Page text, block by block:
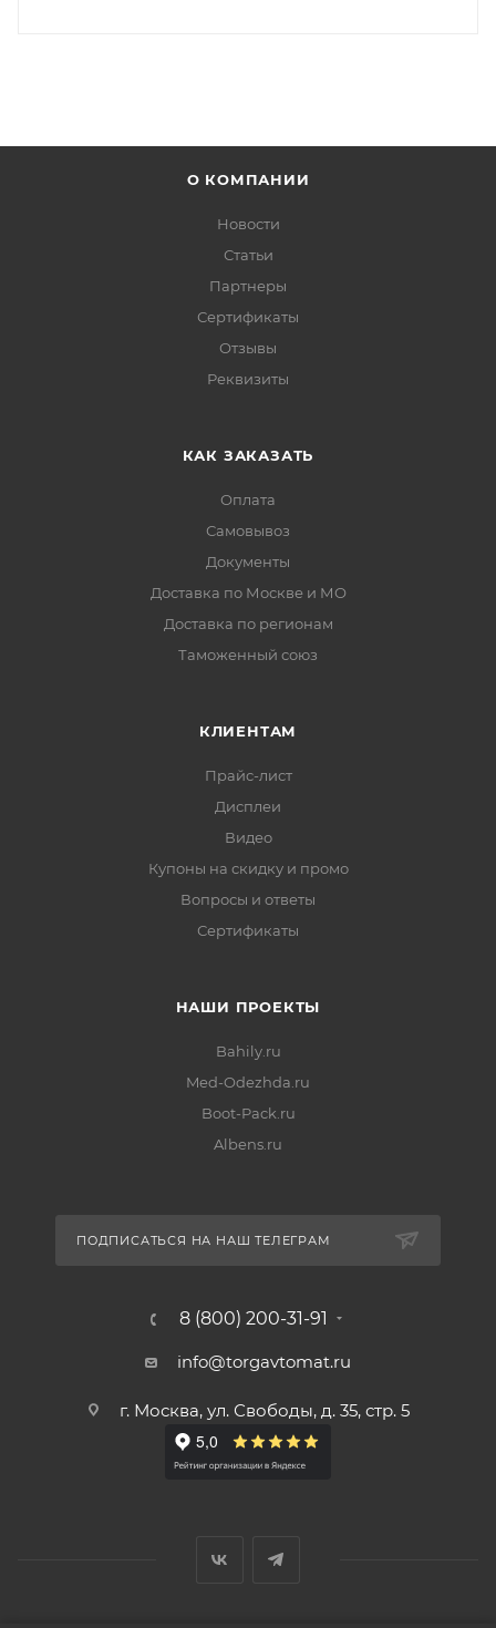
О КОМПАНИИ
Новости
Статьи
Партнеры
Сертификаты
Отзывы
Реквизиты
КАК ЗАКАЗАТЬ
Оплата
Самовывоз
Документы
Доставка по Москве и МО
Доставка по регионам
Таможенный союз
КЛИЕНТАМ
Прайс-лист
Дисплеи
Видео
Купоны на скидку и промо
Вопросы и ответы
Сертификаты
НАШИ ПРОЕКТЫ
Bahily.ru
Med-Odezhda.ru
Boot-Pack.ru
Albens.ru
ПОДПИСАТЬСЯ НА НАШ ТЕЛЕГРАМ
8 (800) 200-31-91
info@torgavtomat.ru
г. Москва, ул. Свободы, д. 35, стр. 5